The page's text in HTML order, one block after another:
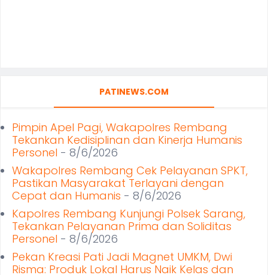
PATINEWS.COM
Pimpin Apel Pagi, Wakapolres Rembang
Tekankan Kedisiplinan dan Kinerja Humanis
Personel - 8/6/2026
Wakapolres Rembang Cek Pelayanan SPKT,
Pastikan Masyarakat Terlayani dengan
Cepat dan Humanis - 8/6/2026
Kapolres Rembang Kunjungi Polsek Sarang,
Tekankan Pelayanan Prima dan Soliditas
Personel - 8/6/2026
Pekan Kreasi Pati Jadi Magnet UMKM, Dwi
Risma: Produk Lokal Harus Naik Kelas dan